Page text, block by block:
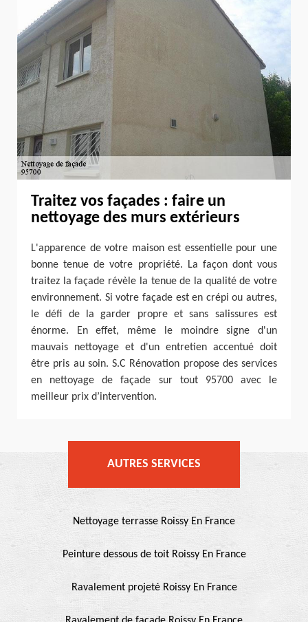
Traitez vos façades : faire un
nettoyage des murs extérieurs
L'apparence de votre maison est essentielle pour une
bonne tenue de votre propriété. La façon dont vous
traitez la façade révèle la tenue de la qualité de votre
environnement. Si votre façade est en crépi ou autres,
le défi de la garder propre et sans salissures est
énorme. En effet, même le moindre signe d'un
mauvais nettoyage et d'un entretien accentué doit
être pris au soin. S.C Rénovation propose des services
en nettoyage de façade sur tout 95700 avec le
meilleur prix d’intervention.
AUTRES SERVICES
Nettoyage terrasse Roissy En France
Peinture dessous de toit Roissy En France
Ravalement projeté Roissy En France